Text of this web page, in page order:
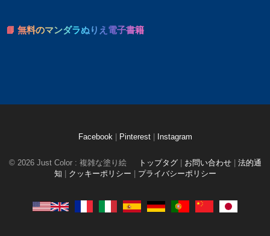
📘 無料のマンダラぬりえ電子書籍
Facebook Pinterest Instagram
© 2026 Just Color : 複雑な塗り絵 トップタグ お問い合わせ
法的通
知
クッキーポリシー プライバシーポリシー